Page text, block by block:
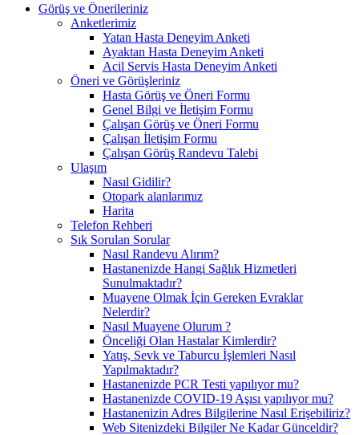
Görüş ve Önerileriniz
Anketlerimiz
Yatan Hasta Deneyim Anketi
Ayaktan Hasta Deneyim Anketi
Acil Servis Hasta Deneyim Anketi
Öneri ve Görüşleriniz
Hasta Görüş ve Öneri Formu
Genel Bilgi ve İletişim Formu
Çalışan Görüş ve Öneri Formu
Çalışan İletişim Formu
Çalışan Görüş Randevu Talebi
Ulaşım
Nasıl Gidilir?
Otopark alanlarımız
Harita
Telefon Rehberi
Sık Sorulan Sorular
Nasıl Randevu Alırım?
Hastanenizde Hangi Sağlık Hizmetleri
Sunulmaktadır?
Muayene Olmak İçin Gereken Evraklar
Nelerdir?
Nasıl Muayene Olurum ?
Önceliği Olan Hastalar Kimlerdir?
Yatış, Sevk ve Taburcu İşlemleri Nasıl
Yapılmaktadır?
Hastanenizde PCR Testi yapılıyor mu?
Hastanenizde COVID-19 Aşısı yapılıyor mu?
Hastanenizin Adres Bilgilerine Nasıl Erişebiliriz?
Web Sitenizdeki Bilgiler Ne Kadar Günceldir?